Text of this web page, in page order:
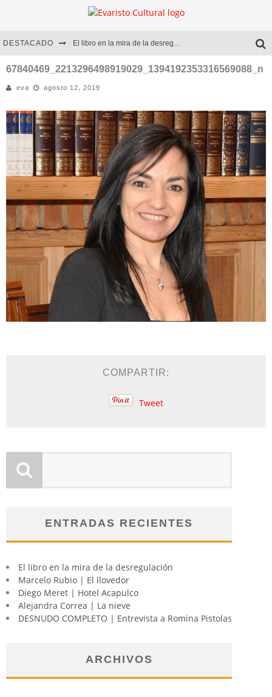
DESTACADO El libro en la mira de la desregulación
Marcelo Rubio | El llovedor
Diego Meret | Hotel Acapulco
Alejandra Correa | La nieve
67840469_2213296498919029_1394192353316569088_n
eva agosto 12, 2019
COMPARTIR:
Tweet
ENTRADAS RECIENTES
El libro en la mira de la desregulación
Marcelo Rubio | El llovedor
Diego Meret | Hotel Acapulco
Alejandra Correa | La nieve
DESNUDO COMPLETO | Entrevista a Romina Pistolas
ARCHIVOS